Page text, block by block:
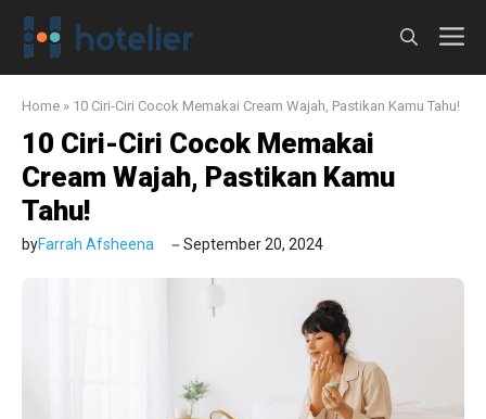
Langsung
Home » 10 Ciri-Ciri Cocok Memakai Cream Wajah, Pastikan Kamu Tahu!
10 Ciri-Ciri Cocok Memakai
Cream Wajah, Pastikan Kamu
Tahu!
byFarrah Afsheena September 20, 2024